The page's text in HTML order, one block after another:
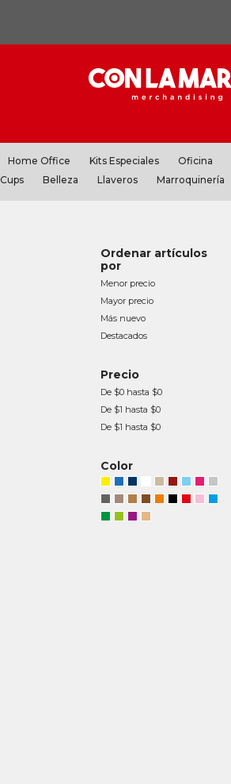
Home Office Kits Especiales Oficina
Cups
Belleza Llaveros Marroquinería
Ordenar artículos
por
Menor precio
Mayor precio
Más nuevo
Destacados
Precio
De $0 hasta $0
De $1 hasta $0
De $1 hasta $0
Color